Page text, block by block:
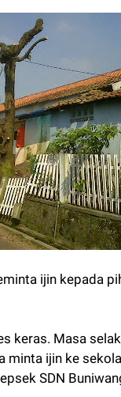
ijin kepada
keras. Masa
minta ijin ke
SDN